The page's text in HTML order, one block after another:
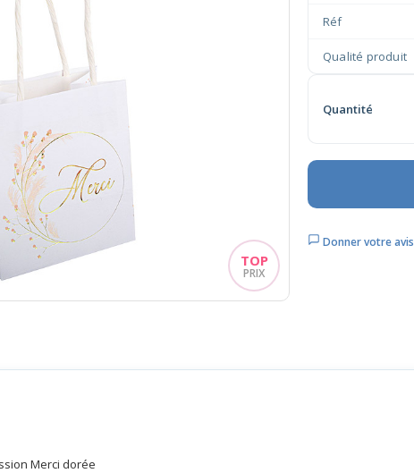
Réf
Qualité produit
Quantité
Donner votre avis
Merci dorée